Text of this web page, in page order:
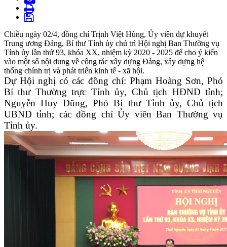
Chiều ngày 02/4, đồng chí Trịnh Việt Hùng, Ủy viên dự khuyết
Trung ương Đảng, Bí thư Tỉnh ủy chủ trì Hội nghị Ban Thường vụ
Tỉnh ủy lần thứ 93, khóa XX, nhiệm kỳ 2020 - 2025 để cho ý kiến
vào một số nội dung về công tác xây dựng Đảng, xây dựng hệ
thống chính trị và phát triển kinh tế - xã hội.
Dự Hội nghị có các đồng chí: Phạm Hoàng Sơn, Phó
Bí thư Thường trực Tỉnh ủy, Chủ tịch HĐND tỉnh;
Nguyễn Huy Dũng, Phó Bí thư Tỉnh ủy, Chủ tịch
UBND tỉnh; các đồng chí Ủy viên Ban Thường vụ
Tỉnh ủy.